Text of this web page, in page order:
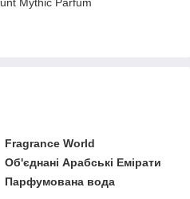
Fragrance World
Об'єднані Арабські Емірати
Парфумована вода